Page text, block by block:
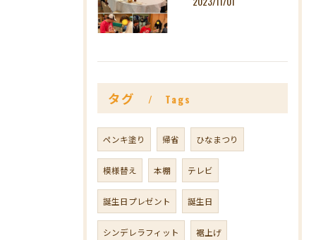
タグ Tags
ペンキ塗り 帰省 ひなまつり
模様替え 本棚 テレビ
誕生日プレゼント 誕生日
シンデレラフィット 裾上げ